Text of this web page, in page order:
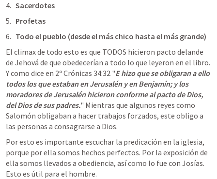
Sacerdotes
Profetas
Todo el pueblo (desde el más chico hasta el más grande)
El climax de todo esto es que TODOS hicieron pacto delande
de Jehová de que obedecerían a todo lo que leyeron en el libro.
Y como dice en 2º Crónicas 34:32 "E hizo que se obligaran a ello
todos los que estaban en Jerusalén y en Benjamín; y los
moradores de Jerusalén hicieron conforme al pacto de Dios,
del Dios de sus padres." Mientras que algunos reyes como
Salomón obligaban a hacer trabajos forzados, este obligo a
las personas a consagrarse a Dios.
Por esto es importante escuchar la predicación en la iglesia,
porque por ella somos hechos perfectos. Por la exposición de
ella somos llevados a obediencia, así como lo fue con Josías.
Esto es útil para el hombre.